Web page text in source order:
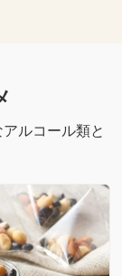
ルコール類と